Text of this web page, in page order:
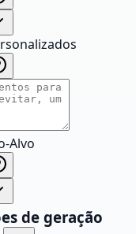
Alvo
de geração